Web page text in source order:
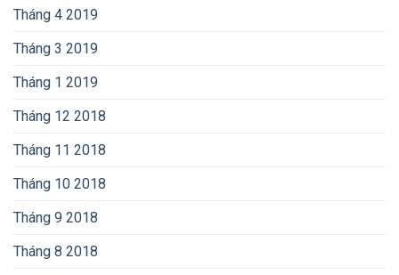
Tháng 4 2019
Tháng 3 2019
Tháng 1 2019
Tháng 12 2018
Tháng 11 2018
Tháng 10 2018
Tháng 9 2018
Tháng 8 2018